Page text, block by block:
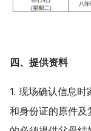
四、提供资料
1. 现场确认信息时
和身份证的原件及